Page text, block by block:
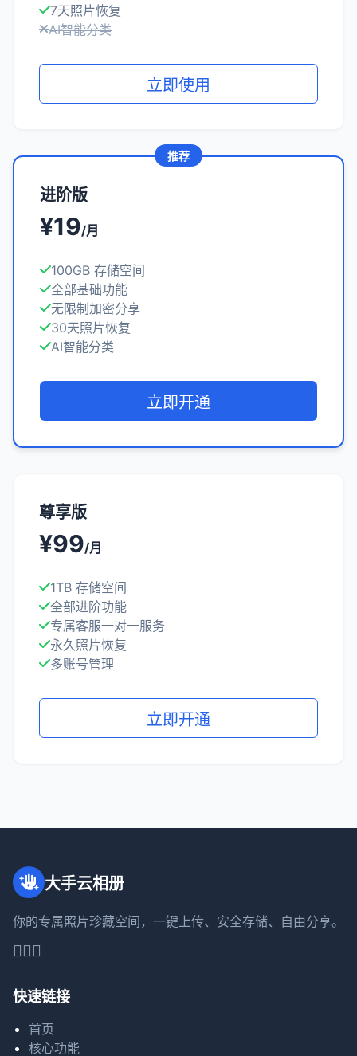
7天照片恢复
AI智能分类
立即使用
推荐
进阶版
¥19/月
100GB 存储空间
全部基础功能
无限制加密分享
30天照片恢复
AI智能分类
立即开通
尊享版
¥99/月
1TB 存储空间
全部进阶功能
专属客服一对一服务
永久照片恢复
多账号管理
立即开通
大手云相册
你的专属照片珍藏空间，一键上传、安全存储、自由分享。
快速链接
首页
核心功能